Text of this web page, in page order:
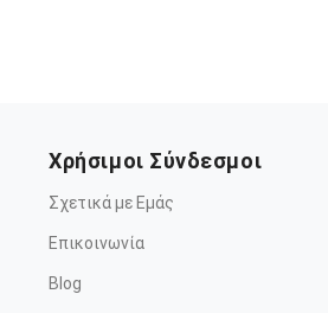
Χρήσιμοι Σύνδεσμοι
Σχετικά με Εμάς
Επικοινωνία
Blog